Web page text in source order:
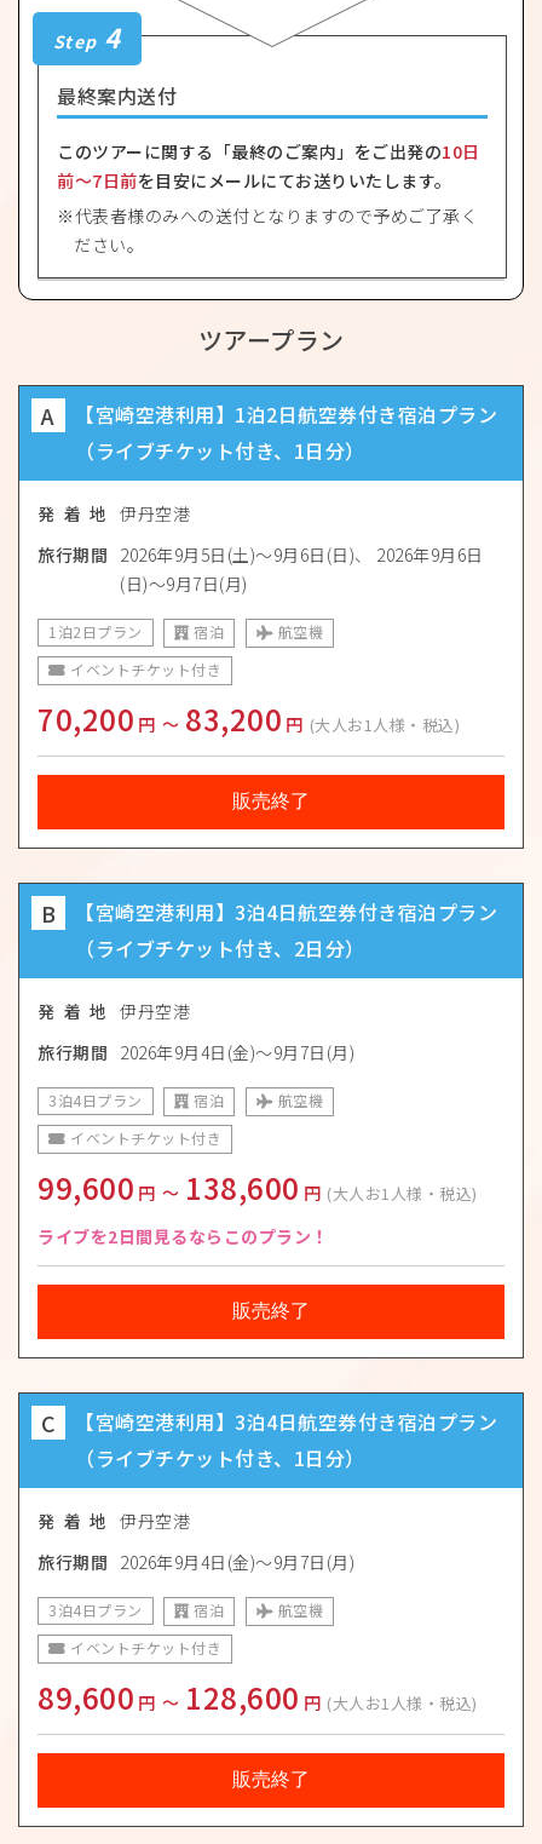
Step 4
最終案内送付
このツアーに関する「最終のご案内」をご出発の10日
前〜7日前を目安にメールにてお送りいたします。
代表者様のみへの送付となりますので予めご了承く
ださい。
ツアープラン
A
【宮崎空港利用】1泊2日航空券付き宿泊プラン
（ライブチケット付き、1日分）
発 着 地 伊丹空港
旅行期間 2026年9月5日(土)〜9月6日(日)
2026年9月6日
(日)〜9月7日(月)
1泊2日プラン 宿泊
航空機
イベントチケット付き
70,200 円 〜 83,200 円 (大人お1人様・税込)
販売終了
B
【宮崎空港利用】3泊4日航空券付き宿泊プラン
（ライブチケット付き、2日分）
発 着 地 伊丹空港
旅行期間 2026年9月4日(金)〜9月7日(月)
3泊4日プラン 宿泊
航空機
イベントチケット付き
99,600 円 〜 138,600 円 (大人お1人様・税込)
ライブを2日間見るならこのプラン！
販売終了
C
【宮崎空港利用】3泊4日航空券付き宿泊プラン
（ライブチケット付き、1日分）
発 着 地 伊丹空港
旅行期間 2026年9月4日(金)〜9月7日(月)
3泊4日プラン 宿泊
航空機
イベントチケット付き
89,600 円 〜 128,600 円 (大人お1人様・税込)
販売終了